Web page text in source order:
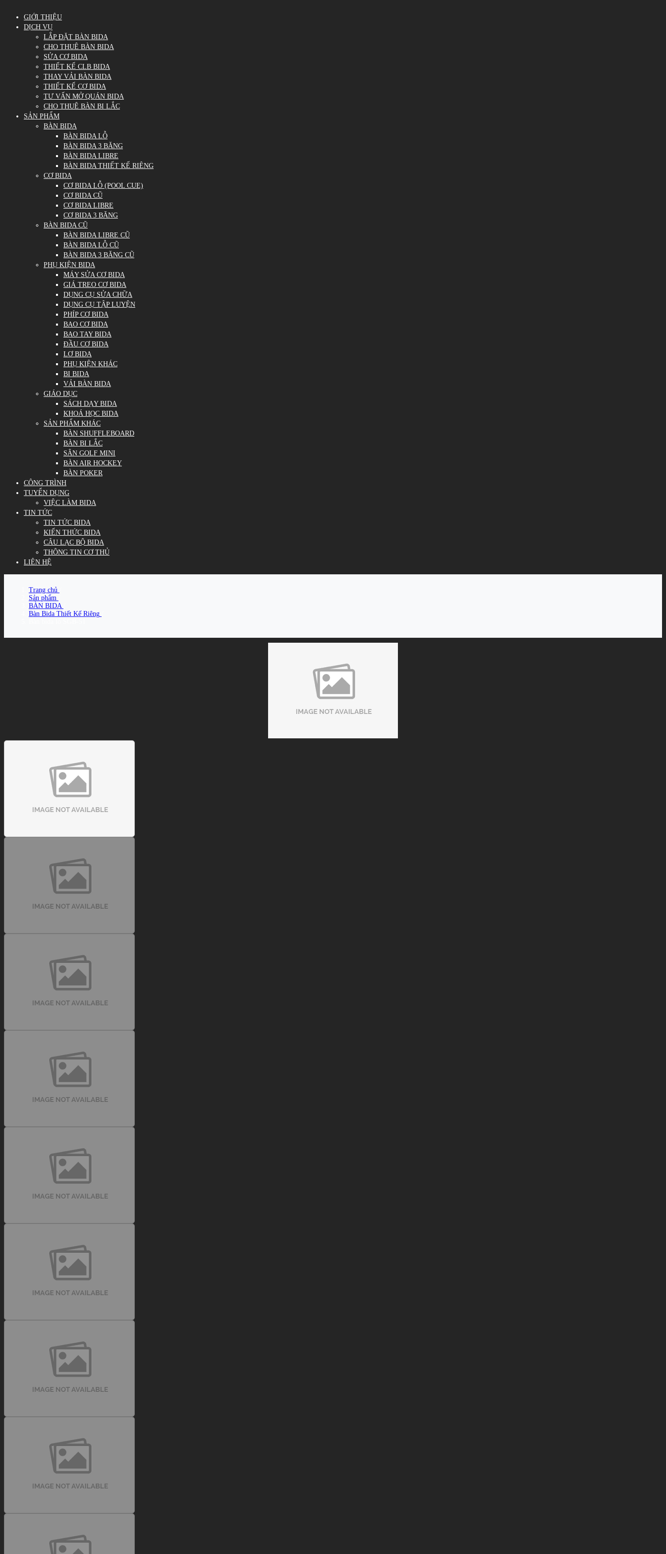
GIỚI THIỆU
DỊCH VỤ
LẮP ĐẶT BÀN BIDA
CHO THUÊ BÀN BIDA
SỬA CƠ BIDA
THIẾT KẾ CLB BIDA
THAY VẢI BÀN BIDA
THIẾT KẾ CƠ BIDA
TƯ VẤN MỞ QUÁN BIDA
CHO THUÊ BÀN BI LẮC
SẢN PHẨM
BÀN BIDA
BÀN BIDA LỖ
BÀN BIDA 3 BĂNG
BÀN BIDA LIBRE
BÀN BIDA THIẾT KẾ RIÊNG
CƠ BIDA
CƠ BIDA LỖ (POOL CUE)
CƠ BIDA CŨ
CƠ BIDA LIBRE
CƠ BIDA 3 BĂNG
BÀN BIDA CŨ
BÀN BIDA LIBRE CŨ
BÀN BIDA LỖ CŨ
BÀN BIDA 3 BĂNG CŨ
PHỤ KIỆN BIDA
MÁY SỬA CƠ BIDA
GIÁ TREO CƠ BIDA
DỤNG CỤ SỬA CHỮA
DỤNG CỤ TẬP LUYỆN
PHÍP CƠ BIDA
BAO CƠ BIDA
BAO TAY BIDA
ĐẦU CƠ BIDA
LƠ BIDA
PHỤ KIỆN KHÁC
BI BIDA
VẢI BÀN BIDA
GIÁO DỤC
SÁCH DẠY BIDA
KHOÁ HỌC BIDA
SẢN PHẨM KHÁC
BÀN SHUFFLEBOARD
BÀN BI LẮC
SÂN GOLF MINI
BÀN AIR HOCKEY
BÀN POKER
CÔNG TRÌNH
TUYỂN DỤNG
VIỆC LÀM BIDA
TIN TỨC
TIN TỨC BIDA
KIẾN THỨC BIDA
CÂU LẠC BỘ BIDA
THÔNG TIN CƠ THỦ
LIÊN HỆ
Trang chủ
Sản phẩm
BÀN BIDA
Bàn Bida Thiết Kế Riêng